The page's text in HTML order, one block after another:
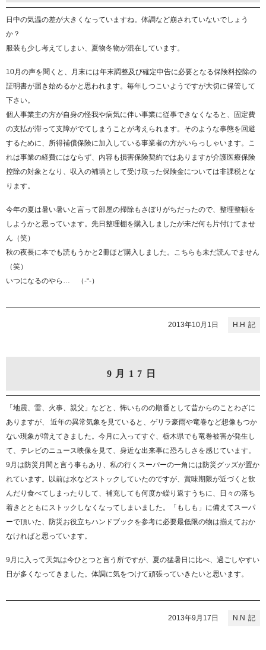
日中の気温の差が大きくなっていますね。体調など崩されていないでしょう
か？
服装も少し考えてしまい、夏物冬物が混在しています。
10月の声を聞くと、月末には年末調整及び確定申告に必要となる保険料控除の
証明書が届き始めるかと思われます。毎年しつこいようですが大切に保管して
下さい。
個人事業主の方が自身の怪我や病気に伴い事業に従事できなくなると、固定費
の支払が滞って支障がでてしまうことが考えられます。そのような事態を回避
するために、所得補償保険に加入している事業者の方がいらっしゃいます。こ
れは事業の経費にはならず、内容も損害保険契約ではありますが介護医療保険
控除の対象となり、収入の補填として受け取った保険金については非課税とな
ります。
今年の夏は暑い暑いと言って部屋の掃除もさぼりがちだったので、整理整頓を
しようかと思っています。先日整理棚を購入しましたが未だ何も片付けてませ
ん（笑）
秋の夜長に本でも読もうかと2冊ほど購入しました。こちらも未だ読んでません
（笑）
いつになるのやら… （-“-）
H.H
2013年10月1日
9月17日
「地震、雷、火事、親父」などと、怖いものの順番として昔からのことわざに
ありますが、 近年の異常気象を見ていると、ゲリラ豪雨や竜巻など想像もつか
ない現象が増えてきました。今月に入ってすぐ、栃木県でも竜巻被害が発生し
て、テレビのニュース映像を見て、身近な出来事に恐ろしさを感じています。
9月は防災月間と言う事もあり、私の行くスーパーの一角には防災グッズが置か
れています。以前は水などストックしていたのですが、賞味期限が近づくと飲
んだり食べてしまったりして、補充しても何度か繰り返すうちに、日々の落ち
着きとともにストックしなくなってしまいました。「もしも」に備えてスーパ
ーで頂いた、防災お役立ちハンドブックを参考に必要最低限の物は揃えておか
なければと思っています。
9月に入って天気は今ひとつと言う所ですが、夏の猛暑日に比べ、過ごしやすい
日が多くなってきました。体調に気をつけて頑張っていきたいと思います。
N.N
2013年9月17日